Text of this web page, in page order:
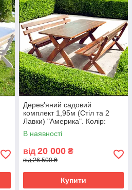
Дерев'яний садовий
комплект 1,95м (Стіл та 2
Лавки) "Америка". Колір:
Палісандр
В наявності
від 20 000 ₴
від 26 500 ₴
Купити